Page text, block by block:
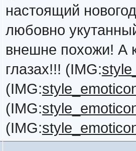
настоящий
любовно
внешне похожи! А
глазах!!! (IMG:
(IMG:
(IMG:
(IMG: